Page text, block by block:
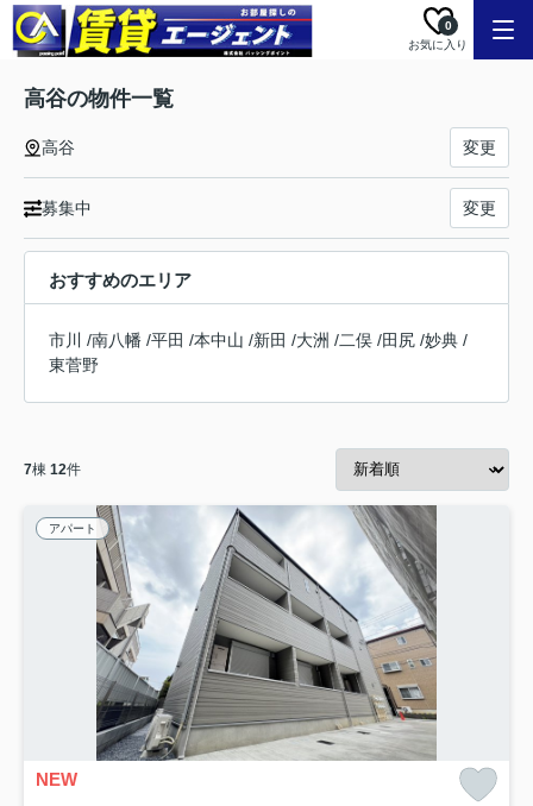
お気に入り
0
高谷の物件一覧
高谷 変更
募集中 変更
おすすめのエリア
市川 /南八幡 /平田 /本中山 /新田 /大洲 /二俣 /田尻 /妙典 /
東菅野
7棟 12件
アパート
NEW